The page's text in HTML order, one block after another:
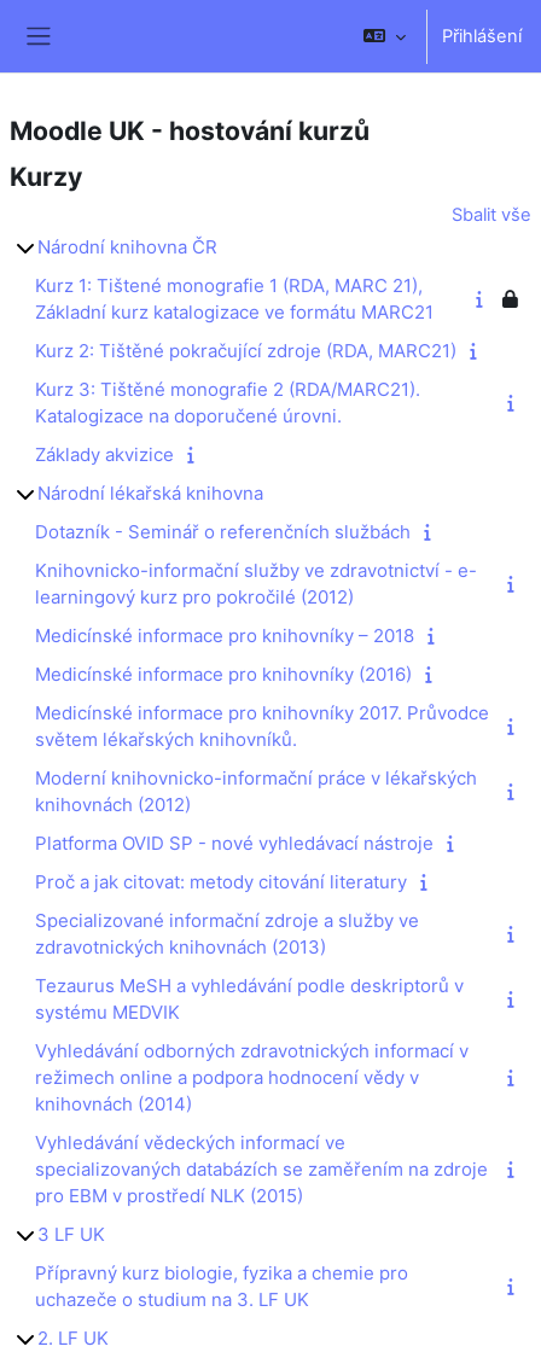
Přihlášení
Moodle UK - hostování kurzů
Kurzy
Sbalit vše
Národní knihovna ČR
Kurz 1: Tištené monografie 1 (RDA, MARC 21),
Základní kurz katalogizace ve formátu MARC21
Kurz 2: Tištěné pokračující zdroje (RDA, MARC21)
Kurz 3: Tištěné monografie 2 (RDA/MARC21).
Katalogizace na doporučené úrovni.
Základy akvizice
Národní lékařská knihovna
Dotazník - Seminář o referenčních službách
Knihovnicko-informační služby ve zdravotnictví - e-
learningový kurz pro pokročilé (2012)
Medicínské informace pro knihovníky – 2018
Medicínské informace pro knihovníky (2016)
Medicínské informace pro knihovníky 2017. Průvodce
světem lékařských knihovníků.
Moderní knihovnicko-informační práce v lékařských
knihovnách (2012)
Platforma OVID SP - nové vyhledávací nástroje
Proč a jak citovat: metody citování literatury
Specializované informační zdroje a služby ve
zdravotnických knihovnách (2013)
Tezaurus MeSH a vyhledávání podle deskriptorů v
systému MEDVIK
Vyhledávání odborných zdravotnických informací v
režimech online a podpora hodnocení vědy v
knihovnách (2014)
Vyhledávání vědeckých informací ve
specializovaných databázích se zaměřením na zdroje
pro EBM v prostředí NLK (2015)
3 LF UK
Přípravný kurz biologie, fyzika a chemie pro
uchazeče o studium na 3. LF UK
2. LF UK